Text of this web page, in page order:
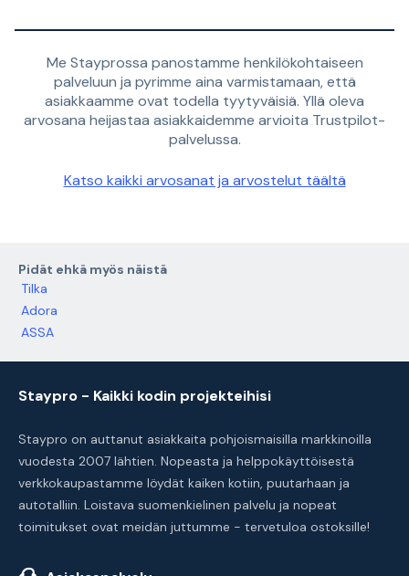
Me Stayprossa panostamme henkilökohtaiseen
palveluun ja pyrimme aina varmistamaan, että
asiakkaamme ovat todella tyytyväisiä. Yllä oleva
arvosana heijastaa asiakkaidemme arvioita Trustpilot-
palvelussa.
Katso kaikki arvosanat ja arvostelut täältä
Pidät ehkä myös näistä
Tilka
Adora
ASSA
Staypro - Kaikki kodin projekteihisi
Staypro on auttanut asiakkaita pohjoismaisilla markkinoilla
vuodesta 2007 lähtien. Nopeasta ja helppokäyttöisestä
verkkokaupastamme löydät kaiken kotiin, puutarhaan ja
autotalliin. Loistava suomenkielinen palvelu ja nopeat
toimitukset ovat meidän juttumme - tervetuloa ostoksille!